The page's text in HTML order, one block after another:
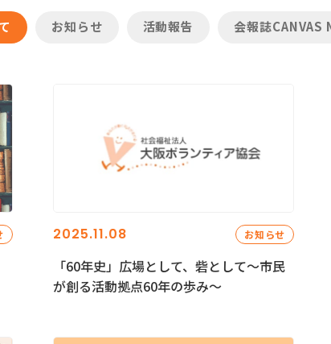
お知らせ 活動報告 会報誌CANVAS
2025.11.08 お知らせ
「60年史」広場として、砦として～市民
が創る活動拠点60年の歩み～